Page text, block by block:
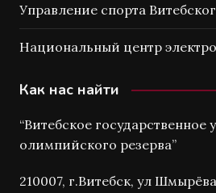
Управление спорта
Национальный центр
Как нас найти
“Витебское государственное
олимпийского резерва”
210007, г.Витебск, ул